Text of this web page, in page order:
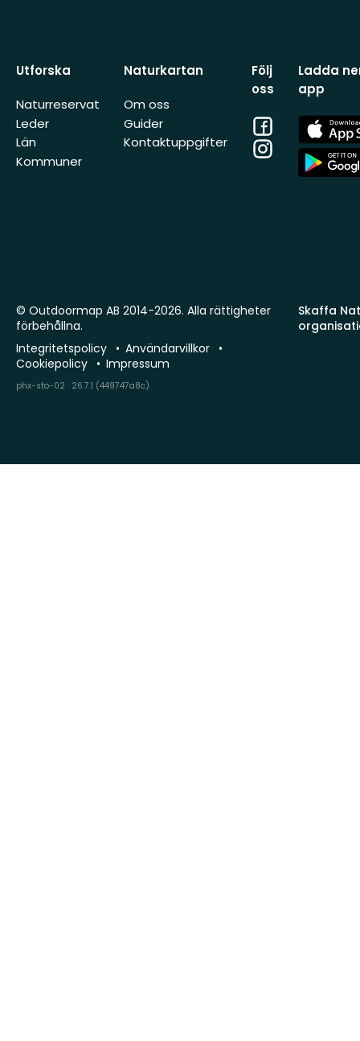
Utforska
Naturreservat
Leder
Län
Kommuner
Naturkartan
Om oss
Guider
Kontaktuppgifter
Följ
oss
Facebook
Instagram
Ladda
app
App
Store
App
Store
Skaffa
© Outdoormap AB 2014-2026. Alla rättigheter
förbehållna.
Integritetspolicy
Användarvillkor
Cookiepolicy
Impressum
phx-sto-02 · 26.7.1 (449747a8c)